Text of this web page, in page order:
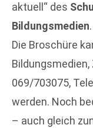
aktuell“ des
Bildungsme­dien.
Die Broschüre
Bildungsmedien,
069/703075,
werden. Noch
– auch gleich